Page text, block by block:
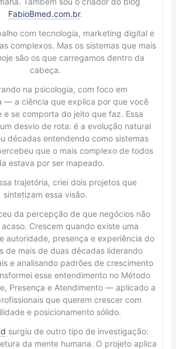
FabioBmed.com.br.
com tecnologia, marketing digital e
complexos. Mas os sistemas que mais
são os que carregamos dentro da
cabeça.
na psicologia, com foco em
— a ciência que explica por que você
e se comporta do jeito que faz. Essa
desvio de rota: é a evolução natural
décadas entendendo como sistemas
que o mais complexo de todos
estava por ser mapeado.
trajetória, criei dois projetos que
sintetizam essa visão.
da percepção de que negócios não
Crescem quando existe uma
autoridade, presença e experiência do
de mais de duas décadas liderando
e analisando padrões de crescimento
esse entendimento no Método
Presença e Atendimento — aplicado a
que querem crescer com
e posicionamento sólido.
surgiu de outro tipo de investigação:
da mente humana. O projeto aplica